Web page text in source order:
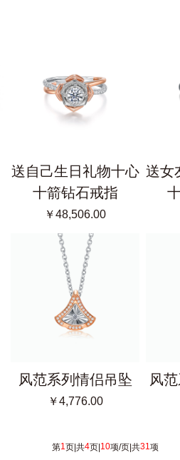
送自己生日礼物十心
十箭钻石戒指
￥48,506.00
送女
风范系列 情侣吊坠
￥4,776.00
风
第1 页|共4页|10项/页|共31 项 [